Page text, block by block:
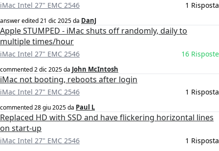
iMac Intel 27" EMC 2546 1 Risposta
answer edited21 dic 2025da DanJ
Apple STUMPED - iMac shuts off randomly, daily to
multiple times/hour
iMac Intel 27" EMC 2546 16 Risposte
commented2 dic 2025da John McIntosh
iMac not booting, reboots after login
iMac Intel 27" EMC 2546 1 Risposta
commented28 giu 2025da Paul L
Replaced HD with SSD and have flickering horizontal lines
on start-up
iMac Intel 27" EMC 2546 1 Risposta